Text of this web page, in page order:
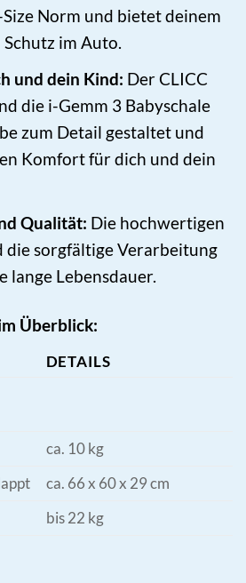
Norm und bietet deinem
im Auto.
und dein Kind: Der CLICC
die i-Gemm 3 Babyschale
zum Detail gestaltet und
Komfort für dich und dein
Qualität: Die hochwertigen
die sorgfältige Verarbeitung
lange Lebensdauer.
Überblick:
DETAILS
ca. 10 kg
ca. 66 x 60 x 29 cm
bis 22 kg